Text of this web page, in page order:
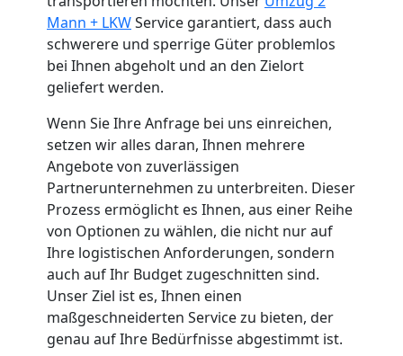
Mann + LKWService garantiert, dass auch
schwerere und sperrige Güter problemlos
bei Ihnen abgeholt und an den Zielort
geliefert werden.
Wenn Sie Ihre Anfrage bei uns einreichen,
setzen wir alles daran, Ihnen mehrere
Angebote von zuverlässigen
Partnerunternehmen zu unterbreiten. Dieser
Prozess ermöglicht es Ihnen, aus einer Reihe
von Optionen zu wählen, die nicht nur auf
Ihre logistischen Anforderungen, sondern
auch auf Ihr Budget zugeschnitten sind.
Unser Ziel ist es, Ihnen einen
maßgeschneiderten Service zu bieten, der
genau auf Ihre Bedürfnisse abgestimmt ist.
Küchenumzug
Feldkirch
Umzug
und
Lagerung
Feldkirch
Full-